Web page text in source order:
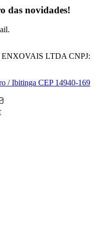
das novidades!
LTDA CNPJ:
/ Ibitinga CEP 14940-169